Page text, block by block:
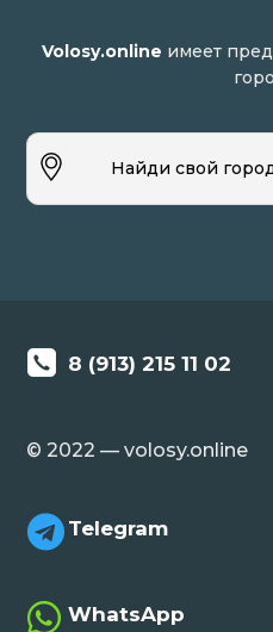
Volosy.online имеет
Найди свой
8 (913) 215 11 02
© 2022 — volosy.online
 Telegram
 WhatsApp